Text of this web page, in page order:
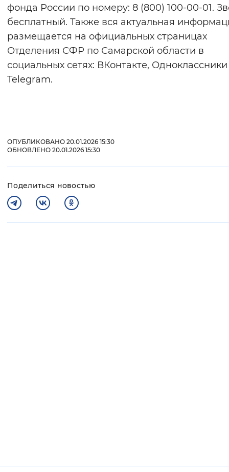
фонда России по номеру: 8 (800) 100-00-01.
бесплатный. Также вся актуальная
размещается на официальных страницах
Отделения СФР по Самарской области в
социальных сетях: ВКонтакте,
Telegram.
ОПУБЛИКОВАНО 20.01.2026 15:30
ОБНОВЛЕНО 20.01.2026 15:30
Поделиться новостью